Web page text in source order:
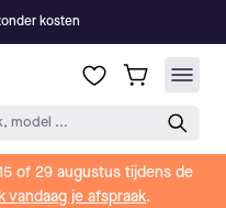
kosten
model ...
of 29 augustus tijdens de
vandaag je afspraak.